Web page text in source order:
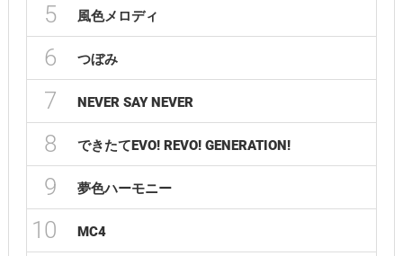
5 風色メロディ
6 つぼみ
7 NEVER SAY NEVER
8 できたてEVO! REVO! GENERATION!
9 夢色ハーモニー
10 MC4